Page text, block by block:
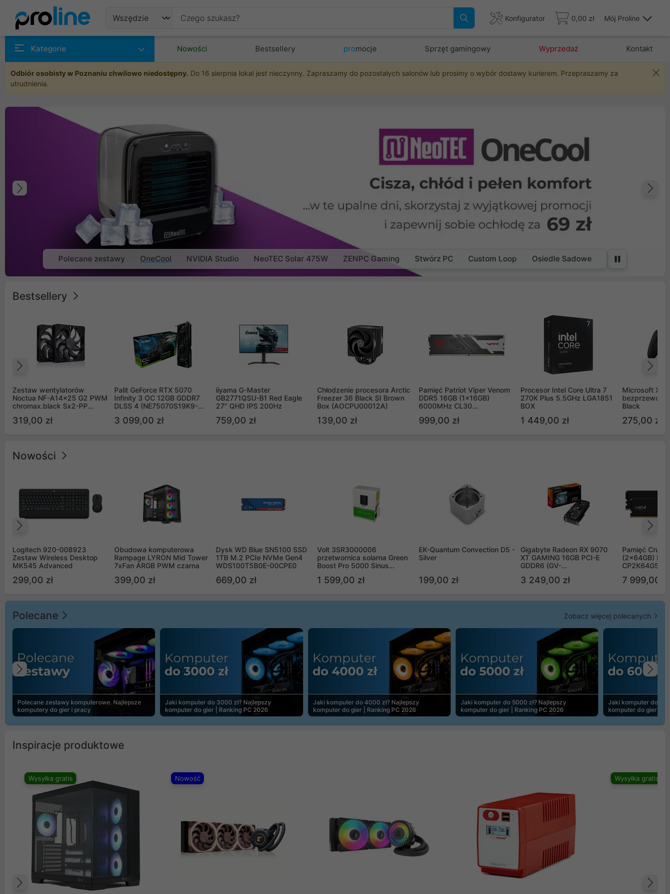
Konfigurator 0,00 zł Mój Proline
Kategorie Nowości Bestsellery promocje Sprzęt gamingowy Wyprzedaż Kontakt
Odbiór osobisty w Poznaniu chwilowo niedostępny. Do 16 sierpnia lokal jest nieczynny. Zapraszamy do pozostałych salonów lub prosimy o wybór dostawy kurierem. Przepraszamy za
utrudnienia.
Poprzedni
Polecane zestawy OneCool NVIDIA Studio NeoTEC Solar 475W ZENPC Gaming Stwórz PC Custom Loop Osiedle Sadowe
Bestsellery
Zestaw wentylatorów
Noctua NF-A14x25 G2 PWM
chromax.black Sx2-PP
(2szt)
319,00 zł
Palit GeForce RTX 5070
Infinity 3 OC 12GB GDDR7
DLSS 4 (NE75070S19K9-
3 099,00 zł
iiyama G-Master
GB2771QSU-B1 Red Eagle
27" QHD IPS 200Hz
759,00 zł
Chłodzenie procesora Arctic
Freezer 36 Black SI Brown
Box (AOCPU00012A)
139,00 zł
Pamięć Patriot Viper Venom
DDR5 16GB (1x16GB)
6000MHz CL30
999,00 zł
Procesor Intel Core Ultra 7
270K Plus 5.5GHz LGA1851
BOX
1 449,00 zł
Microsoft
Black
275,00 zł
Nowości
Logitech 920-008923
Zestaw Wireless Desktop
MK545 Advanced
299,00 zł
Obudowa komputerowa
Rampage LYRON Mid Tower
7xFan ARGB PWM czarna
399,00 zł
Dysk WD Blue SN5100 SSD
1TB M.2 PCIe NVMe Gen4
WDS100T5B0E-00CPE0
669,00 zł
Volt 3SR3000006
przetwornica solarna Green
Boost Pro 5000 Sinus
1 599,00 zł
EK-Quantum Convection D5 -
Silver
199,00 zł
Gigabyte Radeon RX 9070
XT GAMING 16GB PCI-E
GDDR6 (GV-
3 249,00 zł
Pamięć
(2x64GB)
7 999,00 zł
Polecane Zobacz więcej polecanych
Polecane zestawy komputerowe. Najlepsze
komputery do gier i pracy
Jaki komputer do 3000 zł? Najlepszy
komputer do gier | Ranking PC 2026
Jaki komputer do 4000 zł? Najlepszy
komputer do gier | Ranking PC 2026
Jaki komputer do 5000 zł? Najlepszy
komputer do gier | Ranking PC 2026
Jaki komputer do
komputer do gier |
Poprzedni
Inspiracje produktowe
Wysyłka gratis Nowość Wysyłka gratis